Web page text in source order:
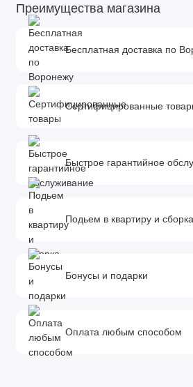
Преимущества магазина
Бесплатная доставка по
Сертифицированные
Быстрое гарантийное
Подьем в квартиру и сборка
Бонусы и подарки
Оплата любым способом